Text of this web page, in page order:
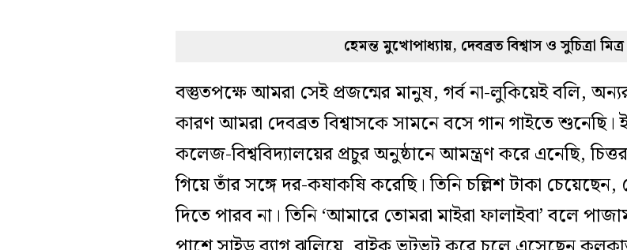
হেমন্ত মুখোপাধ্যায়, দেবব্রত বিশ্বাস ও সুচিত্রা
বস্তুতপক্ষে আমরা সেই প্রজন্মের মানুষ, গর্ব না-লুকিয়েই বলি,
কারণ আমরা দেবব্রত বিশ্বাসকে সামনে বসে গান গাইতে শুনেছি।
কলেজ-বিশ্ববিদ্যালয়ের প্রচুর অনুষ্ঠানে আমন্ত্রণ করে এনেছি,
গিয়ে তাঁর সঙ্গে দর-কষাকষি করেছি। তিনি চল্লিশ টাকা
দিতে পারব না। তিনি ‘আমারে তোমরা মাইরা ফালাইবা’ বলে